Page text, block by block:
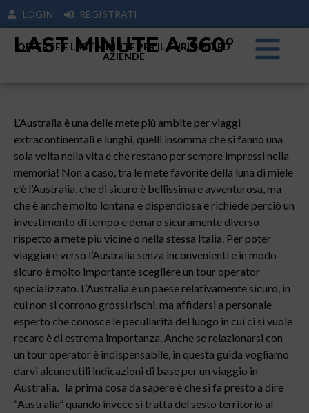
LOGIN REGISTRATI
LAST MINUTE A 360°
OFFERTE E LAST MINUTE PER IL TURISIMO ED
AZIENDE
L’Australia è una delle mete più ambite per viaggi
extracontinentali e lunghi, quelli insomma che si fanno una
sola volta nella vita e che restano per sempre impressi nella
memoria! Non a caso, tra le mete favorite della luna di miele
c’è l’Australia, che di sicuro è bellissima e avventurosa, ma
che è anche molto lontana e dispendiosa e richiede perciò un
investimento di tempo e denaro sicuramente diverso
rispetto a mete più vicine o nella stessa Italia. Per poter
viaggiare verso l’Australia senza inconvenienti e in modo
sicuro è molto importante scegliere un tour operator
specializzato. L’Australia è un paese relativamente sicuro, in
cui non si corrono grossi rischi, ma affidarsi a personale
esperto che conosce le peculiarità del luogo in cui ci si vuole
recare è di estrema importanza. Anche se relazionarsi con
un tour operator è indispensabile, in questa guida vogliamo
darvi alcune utili indicazioni di base per un viaggio in
Australia. la prima cosa da sapere è che si fa presto a dire
“Australia” quando invece si tratta del sesto territorio al